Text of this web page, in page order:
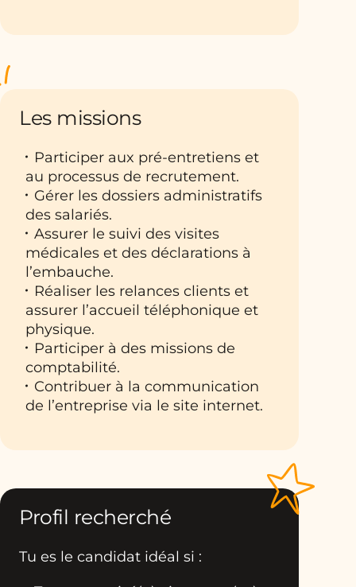
Les missions
Participer aux pré-entretiens et
au processus de recrutement.
Gérer les dossiers administratifs
des salariés.
Assurer le suivi des visites
médicales et des déclarations à
l’embauche.
Réaliser les relances clients et
assurer l’accueil téléphonique et
physique.
Participer à des missions de
comptabilité.
Contribuer à la communication
de l’entreprise via le site internet.
Profil recherché
Tu es le candidat idéal si :